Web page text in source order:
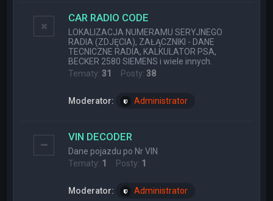
CAR RADIO CODE
LOKALIZACJA NUMERAMU SERYJNEGO
RADIA (ZDJĘCIA), ZAŁĄCZNIKI - DANE
TECNICZNE RADIA, KALKULATOR PSA,
BECKER 2580 SIEMENS i wiele innych.
Tematy:31 Posty:38
Moderator: Administrator
VIN DECODER
Dane pojazdu po Nr VIN
Tematy: 1 Posty: 1
Moderator: Administrator